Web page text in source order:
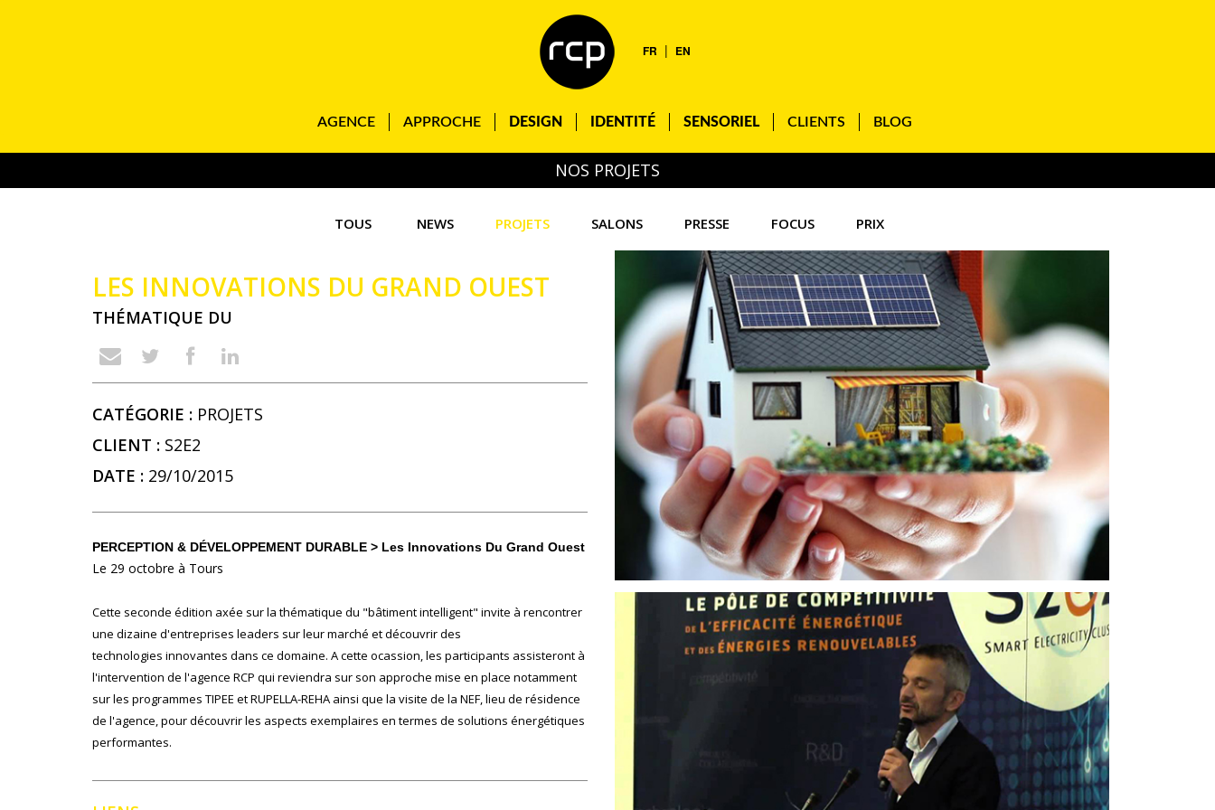
FR | EN
AGENCE APPROCHE DESIGN IDENTITÉ SENSORIEL CLIENTS BLOG
NOS PROJETS
TOUS NEWS PROJETS SALONS PRESSE FOCUS PRIX
LES INNOVATIONS DU GRAND OUEST
THÉMATIQUE DU
CATÉGORIE : PROJETS
CLIENT : S2E2
DATE : 29/10/2015
PERCEPTION & DÉVELOPPEMENT DURABLE > Les Innovations Du Grand Ouest
Le 29 octobre à Tours
Cette seconde édition axée sur la thématique du "bâtiment intelligent" invite à rencontrer
une dizaine d'entreprises leaders sur leur marché et découvrir des
technologies innovantes dans ce domaine. A cette ocassion, les participants assisteront à
l'intervention de l'agence RCP qui reviendra sur son approche mise en place notamment
sur les programmes TIPEE et RUPELLA-REHA ainsi que la visite de la NEF, lieu de résidence
de l'agence, pour découvrir les aspects exemplaires en termes de solutions énergétiques
performantes.